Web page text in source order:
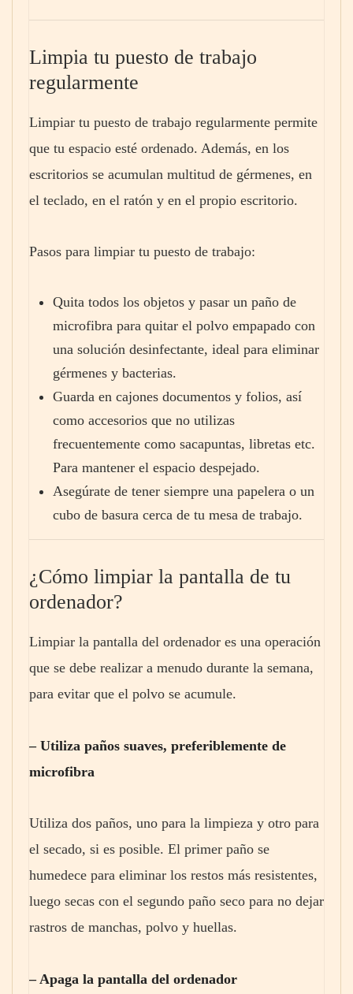
Limpia tu puesto de trabajo
regularmente
Limpiar tu puesto de trabajo regularmente permite
que tu espacio esté ordenado. Además, en los
escritorios se acumulan multitud de gérmenes, en
el teclado, en el ratón y en el propio escritorio.
Pasos para limpiar tu puesto de trabajo:
Quita todos los objetos y pasar un paño de
microfibra para quitar el polvo empapado con
una solución desinfectante, ideal para eliminar
gérmenes y bacterias.
Guarda en cajones documentos y folios, así
como accesorios que no utilizas
frecuentemente como sacapuntas, libretas etc.
Para mantener el espacio despejado.
Asegúrate de tener siempre una papelera o un
cubo de basura cerca de tu mesa de trabajo.
¿Cómo limpiar la pantalla de tu
ordenador?
Limpiar la pantalla del ordenador es una operación
que se debe realizar a menudo durante la semana,
para evitar que el polvo se acumule.
– Utiliza paños suaves, preferiblemente de
microfibra
Utiliza dos paños, uno para la limpieza y otro para
el secado, si es posible. El primer paño se
humedece para eliminar los restos más resistentes,
luego secas con el segundo paño seco para no dejar
rastros de manchas, polvo y huellas.
– Apaga la pantalla del ordenador